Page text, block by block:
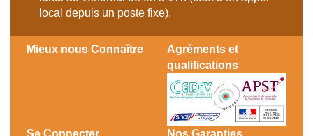
local depuis un poste fixe).
Mieux nous Connaître
Agréments et
qualifications